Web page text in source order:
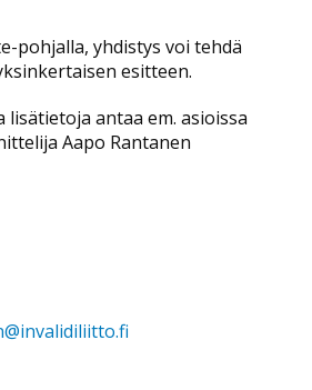
pohjalla, yhdistys voi tehdä
esitteen.
lisätietoja antaa em. asioissa
Aapo Rantanen